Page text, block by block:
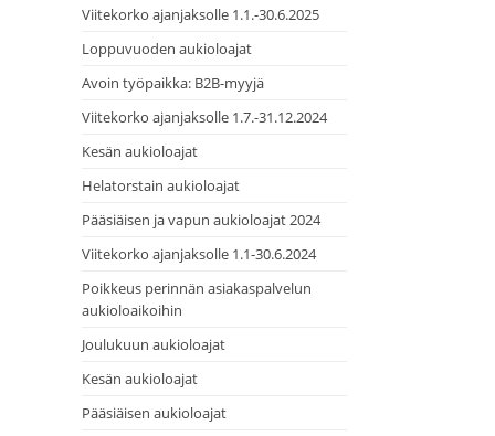
Viitekorko ajanjaksolle 1.1.-30.6.2025
Loppuvuoden aukioloajat
Avoin työpaikka: B2B-myyjä
Viitekorko ajanjaksolle 1.7.-31.12.2024
Kesän aukioloajat
Helatorstain aukioloajat
Pääsiäisen ja vapun aukioloajat 2024
Viitekorko ajanjaksolle 1.1-30.6.2024
Poikkeus perinnän asiakaspalvelun
aukioloaikoihin
Joulukuun aukioloajat
Kesän aukioloajat
Pääsiäisen aukioloajat